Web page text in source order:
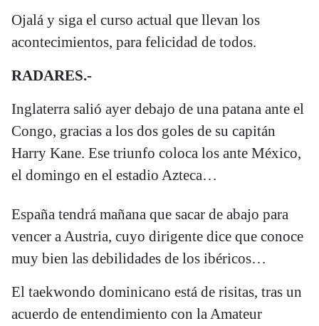
Ojalá y siga el curso actual que llevan los
acontecimientos, para felicidad de todos.
RADARES.-
Inglaterra salió ayer debajo de una patana ante el
Congo, gracias a los dos goles de su capitán
Harry Kane. Ese triunfo coloca los ante México,
el domingo en el estadio Azteca…
España tendrá mañana que sacar de abajo para
vencer a Austria, cuyo dirigente dice que conoce
muy bien las debilidades de los ibéricos…
El taekwondo dominicano está de risitas, tras un
acuerdo de entendimiento con la Amateur